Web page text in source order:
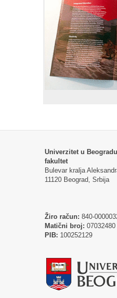
Univerzitet u
fakultet
Bulevar kralja
11120 Beograd, Srbija
Žiro račun: 840-
Matični broj: 07032480
PIB: 100252129